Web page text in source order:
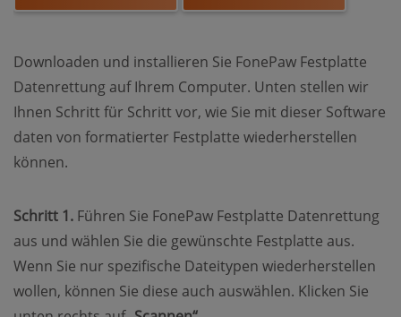
Downloaden und installieren Sie FonePaw Festplatte
Datenrettung auf Ihrem Computer. Unten stellen wir
Ihnen Schritt für Schritt vor, wie Sie mit dieser Software
daten von formatierter Festplatte wiederherstellen
können.
Schritt 1. Führen Sie FonePaw Festplatte Datenrettung
aus und wählen Sie die gewünschte Festplatte aus.
Wenn Sie nur spezifische Dateitypen wiederherstellen
wollen, können Sie diese auch auswählen. Klicken Sie